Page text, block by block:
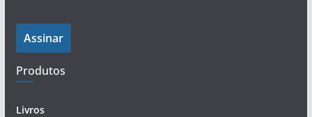
e
e
ç
d
Assinar
Produtos
Livros